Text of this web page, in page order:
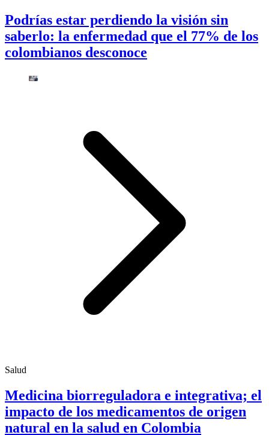
Podrías estar perdiendo la visión sin
saberlo: la enfermedad que el 77% de los
colombianos desconoce
Salud
Medicina biorreguladora e integrativa; el
impacto de los medicamentos de origen
natural en la salud en Colombia